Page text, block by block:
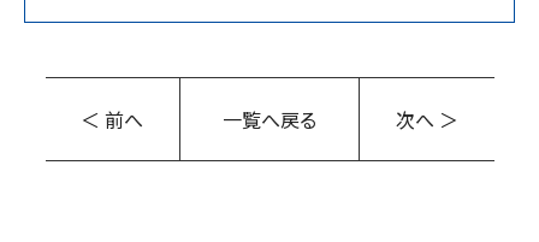
＜ 前へ 一覧へ戻る 次へ ＞